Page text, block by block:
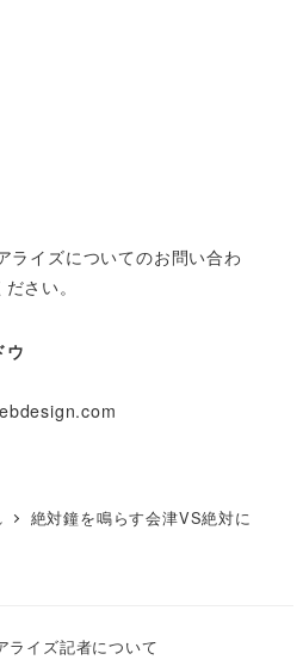
ライズについてのお問い合わ
さい。
ウ
絶対鐘を鳴らす会津VS絶対に
ライズ記者について